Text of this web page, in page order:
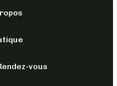
vous